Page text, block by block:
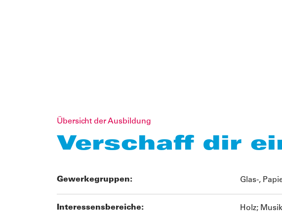
Übersicht der Ausbildung
Verschaff dir
Gewerkegruppen: Glas-,
Interessensbereiche: Holz; Musik